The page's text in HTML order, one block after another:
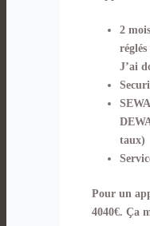
2
J’ai
taux)
Pour un
4040€. Ça